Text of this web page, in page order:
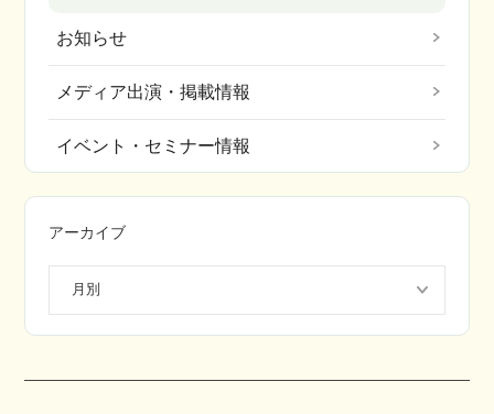
お知らせ
メディア出演・掲載情報
イベント・セミナー情報
アーカイブ